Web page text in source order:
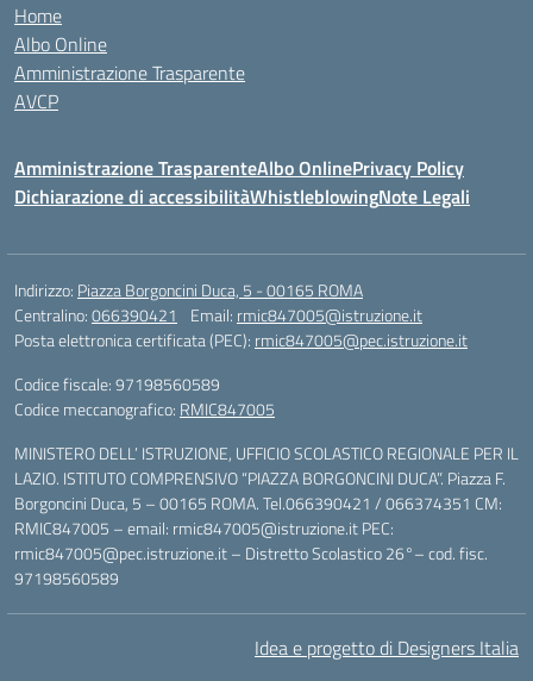
Home
Albo Online
Amministrazione Trasparente
AVCP
Amministrazione TrasparenteAlbo OnlinePrivacy Policy
Dichiarazione di accessibilitàWhistleblowingNote Legali
Indirizzo: Piazza Borgoncini Duca, 5 - 00165 ROMA
Centralino:066390421 Email: rmic847005@istruzione.it
Posta elettronica certificata (PEC): rmic847005@pec.istruzione.it
Codice fiscale: 97198560589
Codice meccanografico: RMIC847005
MINISTERO DELL’ ISTRUZIONE, UFFICIO SCOLASTICO REGIONALE PER IL
LAZIO. ISTITUTO COMPRENSIVO “PIAZZA BORGONCINI DUCA”. Piazza F.
Borgoncini Duca, 5 – 00165 ROMA. Tel.066390421 / 066374351 CM:
RMIC847005 – email: rmic847005@istruzione.it PEC:
rmic847005@pec.istruzione.it – Distretto Scolastico 26°– cod. fisc.
97198560589
Idea e progetto di Designers Italia